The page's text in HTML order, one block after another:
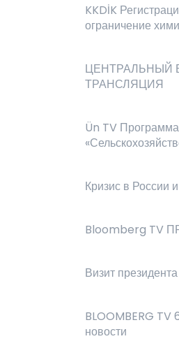
KKDİK
ограничение
ЦЕНТРАЛЬНЫЙ
ТРАНСЛЯЦИЯ
Ün TV Программа
Кризис в России
Bloomberg TV
Визит
BLOOMBERG
новости